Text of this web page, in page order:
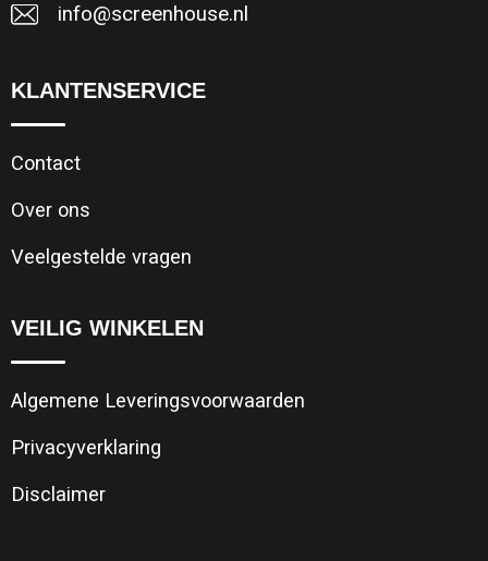
info@screenhouse.nl
KLANTENSERVICE
Contact
Over ons
Veelgestelde vragen
VEILIG WINKELEN
Algemene Leveringsvoorwaarden
Privacyverklaring
Disclaimer